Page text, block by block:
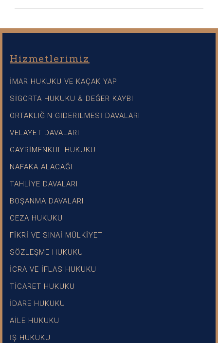
Hizmetlerimiz
İMAR HUKUKU VE KAÇAK YAPI
SİGORTA HUKUKU & DEĞER KAYBI
ORTAKLIĞIN GİDERİLMESİ DAVALARI
VELAYET DAVALARI
GAYRİMENKUL HUKUKU
NAFAKA ALACAĞI
TAHLİYE DAVALARI
BOŞANMA DAVALARI
CEZA HUKUKU
FİKRİ VE SINAİ MÜLKİYET
SÖZLEŞME HUKUKU
İCRA VE İFLAS HUKUKU
TİCARET HUKUKU
İDARE HUKUKU
AİLE HUKUKU
İŞ HUKUKU